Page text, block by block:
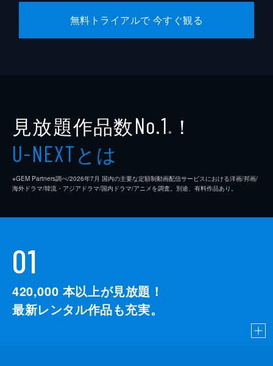
無料トライアルで 今すぐ観る
見放題作品数No.1 ※ ！
U-NEXTとは
※GEM Partners調べ/2026年7⽉ 国内の主要な定額制動画配信サービスにおける洋画/邦画/
海外ドラマ/韓流・アジアドラマ/国内ドラマ/アニメを調査。別途、有料作品あり。
01
420,000 本以上が見放題！
最新レンタル作品も充実。